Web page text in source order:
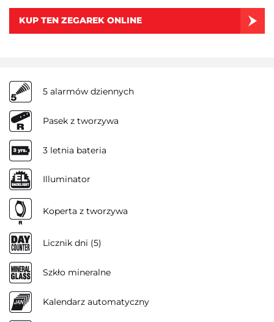
KUP TEN ZEGAREK ONLINE
5 alarmów dziennych
Pasek z tworzywa
3 letnia bateria
Illuminator
Koperta z tworzywa
Licznik dni (5)
Szkło mineralne
Kalendarz automatyczny